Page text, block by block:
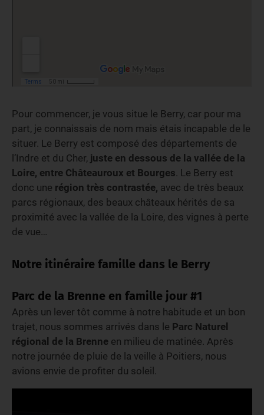
Pour commencer, je vous situe le Berry, car pour ma
part, je connaissais de nom mais étais incapable de le
situer. Le Berry est composé des départements de
l’Indre et du Cher, juste en dessous de la vallée de la
Loire, entre Châteauroux et Bourges. Le Berry est
donc une région très contrastée, avec de très beaux
parcs régionaux, des beaux châteaux hérités de sa
proximité avec la vallée de la Loire, des vignes à perte
de vue…
Notre itinéraire famille dans le Berry
Parc de la Brenne en famille jour #1
Après un lever tôt comme à notre habitude et un bon
trajet, nous sommes arrivés dans le Parc Naturel
régional de la Brenne en milieu de matinée. Après
notre journée de pluie de la veille à Poitiers, nous
avions envie de profiter du soleil.